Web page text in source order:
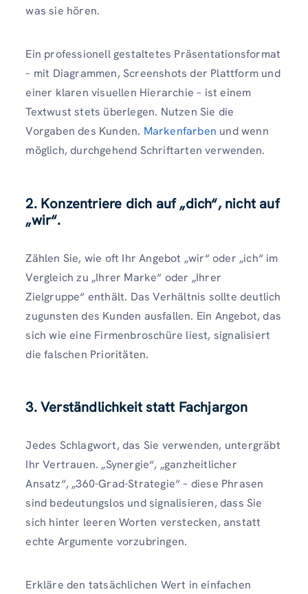
was sie hören.
Ein professionell gestaltetes Präsentationsformat
– mit Diagrammen, Screenshots der Plattform und
einer klaren visuellen Hierarchie – ist einem
Textwust stets überlegen. Nutzen Sie die
Vorgaben des Kunden. Markenfarben und wenn
möglich, durchgehend Schriftarten verwenden.
2. Konzentriere dich auf „dich“, nicht auf
„wir“.
Zählen Sie, wie oft Ihr Angebot „wir“ oder „ich“ im
Vergleich zu „Ihrer Marke“ oder „Ihrer
Zielgruppe“ enthält. Das Verhältnis sollte deutlich
zugunsten des Kunden ausfallen. Ein Angebot, das
sich wie eine Firmenbroschüre liest, signalisiert
die falschen Prioritäten.
3. Verständlichkeit statt Fachjargon
Jedes Schlagwort, das Sie verwenden, untergräbt
Ihr Vertrauen. „Synergie“, „ganzheitlicher
Ansatz“, „360-Grad-Strategie“ – diese Phrasen
sind bedeutungslos und signalisieren, dass Sie
sich hinter leeren Worten verstecken, anstatt
echte Argumente vorzubringen.
Erkläre den tatsächlichen Wert in einfachen